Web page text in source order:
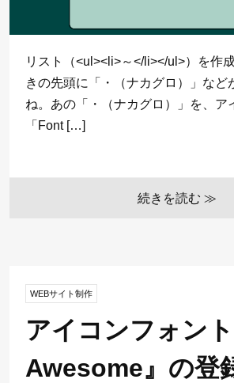
リスト（<ul><li>～</li></ul>）を作
きの先頭に「・（ナカグロ）」など
ね。あの「・（ナカグロ）」を、ア
「Font […]
続きを読む ≫
WEBサイト制作
アイコンフォン
Awesome』の登